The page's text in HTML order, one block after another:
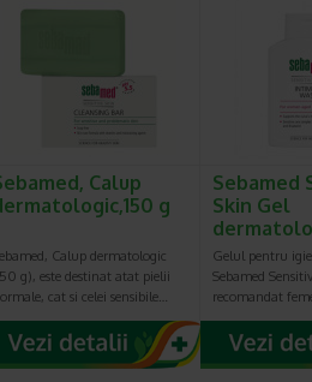
Calup
g
Calup dermatologic
g), este destinat atat pielii
cat si celei sensibile…
Sebamed
Skin Gel
Gelul pentru
Sebamed
recomandat